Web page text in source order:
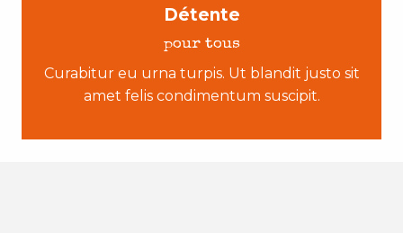
Détente
pour tous
Curabitur eu urna turpis. Ut blandit justo sit
amet felis condimentum suscipit.